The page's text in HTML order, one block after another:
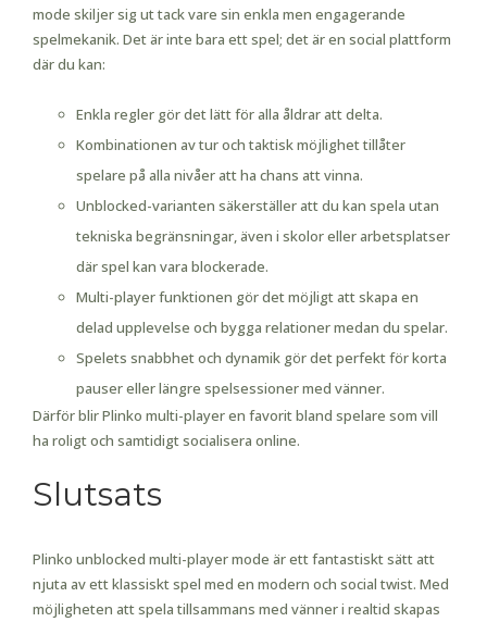
mode skiljer sig ut tack vare sin enkla men engagerande
spelmekanik. Det är inte bara ett spel; det är en social plattform
där du kan:
Enkla regler gör det lätt för alla åldrar att delta.
Kombinationen av tur och taktisk möjlighet tillåter
spelare på alla nivåer att ha chans att vinna.
Unblocked-varianten säkerställer att du kan spela utan
tekniska begränsningar, även i skolor eller arbetsplatser
där spel kan vara blockerade.
Multi-player funktionen gör det möjligt att skapa en
delad upplevelse och bygga relationer medan du spelar.
Spelets snabbhet och dynamik gör det perfekt för korta
pauser eller längre spelsessioner med vänner.
Därför blir Plinko multi-player en favorit bland spelare som vill
ha roligt och samtidigt socialisera online.
Slutsats
Plinko unblocked multi-player mode är ett fantastiskt sätt att
njuta av ett klassiskt spel med en modern och social twist. Med
möjligheten att spela tillsammans med vänner i realtid skapas